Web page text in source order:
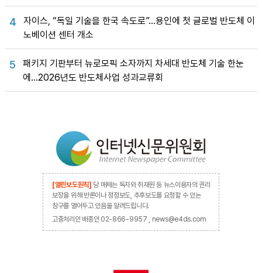
4
자이스, “독일 기술을 한국 속도로”…용인에 첫 글로벌 반도체 이
노베이션 센터 개소
5
패키지 기판부터 뉴로모픽 소자까지 차세대 반도체 기술 한눈
에…2026년도 반도체사업 성과교류회
[열린보도원칙] 당 매체는 독자와 취재원 등 뉴스이용자의 권리
보장을 위해 반론이나 정정보도, 추후보도를 요청할 수 있는
창구를 열어두고 있음을 알려드립니다.
고충처리인 배종인 02-866-9957 , news@e4ds.com